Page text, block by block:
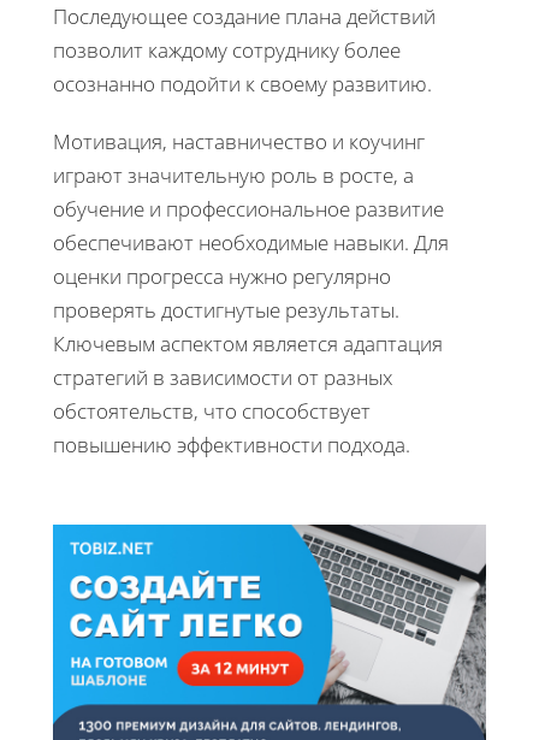
Последующее создание плана действий
позволит каждому сотруднику более
осознанно подойти к своему развитию.
Мотивация, наставничество и коучинг
играют значительную роль в росте, а
обучение и профессиональное развитие
обеспечивают необходимые навыки. Для
оценки прогресса нужно регулярно
проверять достигнутые результаты.
Ключевым аспектом является адаптация
стратегий в зависимости от разных
обстоятельств, что способствует
повышению эффективности подхода.